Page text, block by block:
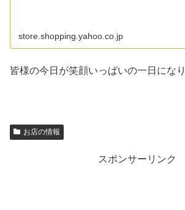
store.shopping.yahoo.co.jp
皆様の今日が笑顔いっぱいの一日にな
お店の情報
スポンサーリンク